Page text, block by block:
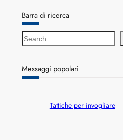
Barra di ricerca
S
e
r
c
Messaggi popolari
Tattiche per invogliare